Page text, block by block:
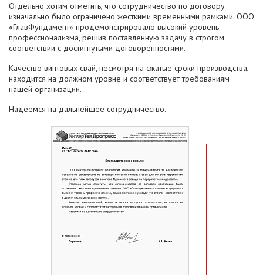
Отдельно хотим отметить, что сотрудничество по договору
изначально было ограничено жесткими временными рамками. ООО
«ГлавФундамент» продемонстрировало высокий уровень
профессионализма, решив поставленную задачу в строгом
соответствии с достигнутыми договоренностями.
Качество винтовых свай, несмотря на сжатые сроки производства,
находится на должном уровне и соответствует требованиям
нашей организации.
Надеемся на дальнейшее сотрудничество.